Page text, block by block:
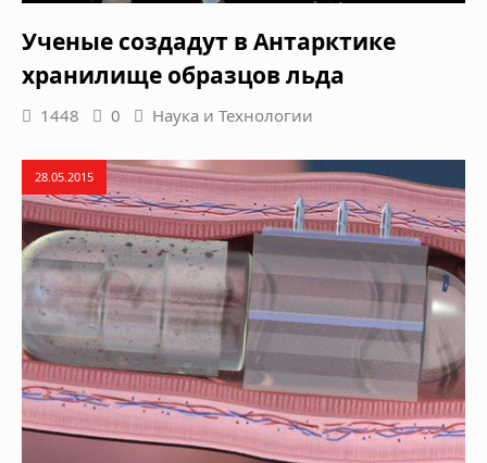
Ученые создадут в Антарктике
хранилище образцов льда
1448 0 Наука и Технологии
28.05.2015